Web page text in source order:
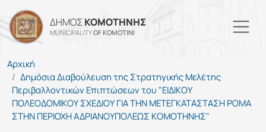
Παράκαμψη προς το
ΔΗΜΟΣΚΟΜΟΤΗΝΗΣ
MUNICIPALITYOF KOMOTINI
Αρχική
Δημόσια Διαβούλευση της Στρατηγικής Μελέτης
Περιβαλλοντικών Επιπτώσεων του "ΕΙΔΙΚΟΥ
ΠΟΛΕΟΔΟΜΙΚΟΥ ΣΧΕΔΙΟΥ ΓΙΑ ΤΗΝ ΜΕΤΕΓΚΑΤΑΣΤΑΣΗ ΡΟΜΑ
ΣΤΗΝ ΠΕΡΙΟΧΗ ΑΔΡΙΑΝΟΥΠΟΛΕΩΣ ΚΟΜΟΤΗΝΗΣ"